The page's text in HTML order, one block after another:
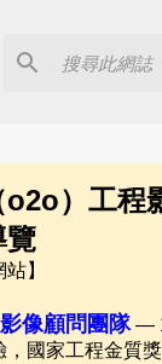
o2o）工程
覽
】
像顧問團隊—
，國家工程金質